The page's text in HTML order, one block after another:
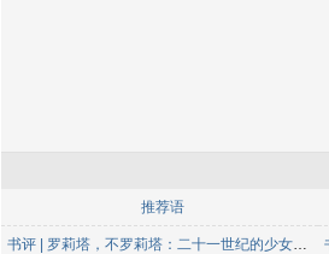
推荐语
书评 | 罗莉塔，不罗莉塔：二十一世纪的少女遇险记